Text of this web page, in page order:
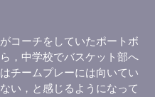
コーチをしていたポートボ
，中学校でバスケット部へ
チームプレーには向いてい
い，と感じるようになって